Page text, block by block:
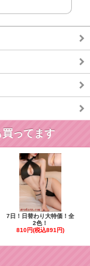
ってます
7日！日替わり大特価！全
2色！
810円(税込891円)